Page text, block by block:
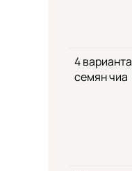
4
семян чиа